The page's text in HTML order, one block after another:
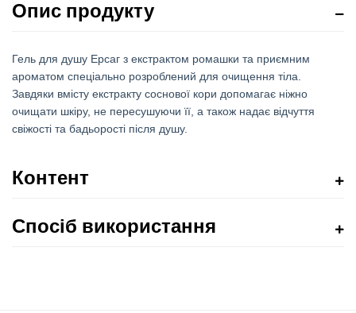
Опис продукту
Гель для душу Ерсаг з екстрактом ромашки та приємним
ароматом спеціально розроблений для очищення тіла.
Завдяки вмісту екстракту соснової кори допомагає ніжно
очищати шкіру, не пересушуючи її, а також надає відчуття
свіжості та бадьорості після душу.
Контент
Спосіб використання